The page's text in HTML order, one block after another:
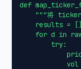
def
"""将 ticker
    results = []
for d in
        try: